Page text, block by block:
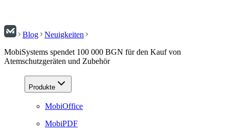
Blog
Neuigkeiten
MobiSystems spendet 100 000 BGN für den Kauf von
Atemschutzgeräten und Zubehör
Produkte
MobiOffice
MobiPDF